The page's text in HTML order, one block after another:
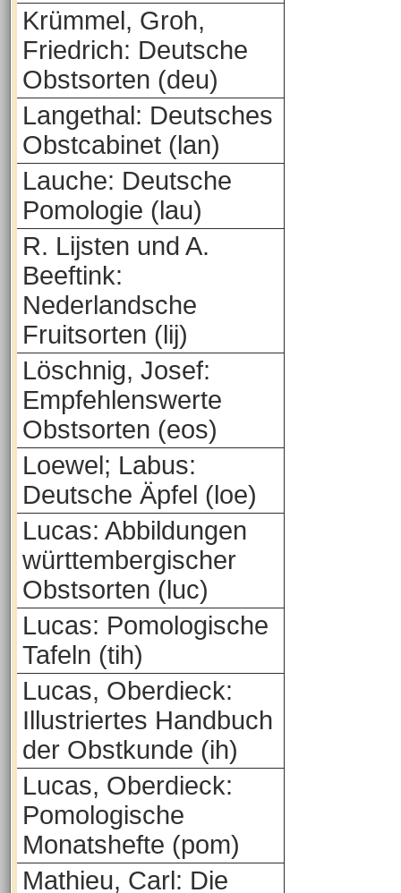
Krümmel, Groh,
Friedrich: Deutsche
Obstsorten (deu)
Langethal: Deutsches
Obstcabinet (lan)
Lauche: Deutsche
Pomologie (lau)
R. Lijsten und A.
Beeftink:
Nederlandsche
Fruitsorten (lij)
Löschnig, Josef:
Empfehlenswerte
Obstsorten (eos)
Loewel; Labus:
Deutsche Äpfel (loe)
Lucas: Abbildungen
württembergischer
Obstsorten (luc)
Lucas: Pomologische
Tafeln (tih)
Lucas, Oberdieck:
Illustriertes Handbuch
der Obstkunde (ih)
Lucas, Oberdieck:
Pomologische
Monatshefte (pom)
Mathieu, Carl: Die